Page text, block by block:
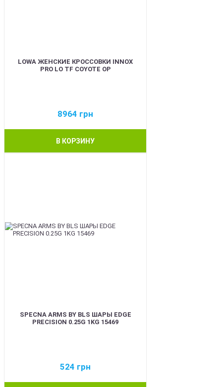
LOWA ЖЕНСКИЕ КРОССОВКИ INNOX
PRO LO TF COYOTE OP
8964 грн
В КОРЗИНУ
SPECNA ARMS BY BLS ШАРЫ EDGE
PRECISION 0.25G 1KG 15469
524 грн